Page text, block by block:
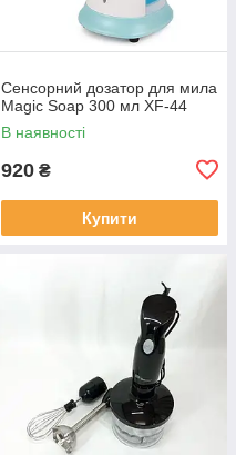
Сенсорний дозатор для мила
Magic Soap 300 мл XF-44
В наявності
920 ₴
Купити